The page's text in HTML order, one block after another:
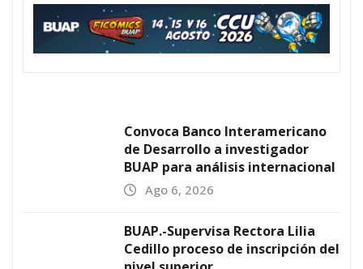
Convoca Banco Interamericano
de Desarrollo a investigador
BUAP para análisis internacional
Ago 6, 2026
BUAP.-Supervisa Rectora Lilia
Cedillo proceso de inscripción del